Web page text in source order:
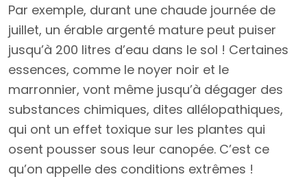
Par exemple, durant une chaude journée de
juillet, un érable argenté mature peut puiser
jusqu’à 200 litres d’eau dans le sol ! Certaines
essences, comme le noyer noir et le
marronnier, vont même jusqu’à dégager des
substances chimiques, dites allélopathiques,
qui ont un effet toxique sur les plantes qui
osent pousser sous leur canopée. C’est ce
qu’on appelle des conditions extrêmes !